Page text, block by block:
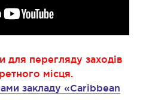
для перегляду заходів
місця.
закладу «Сaribbean